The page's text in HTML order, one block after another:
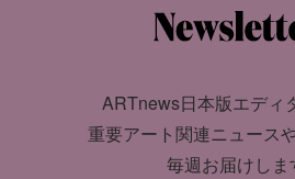
ARTnews日本版エディ
重要アート関連ニュース
毎週お届けしま